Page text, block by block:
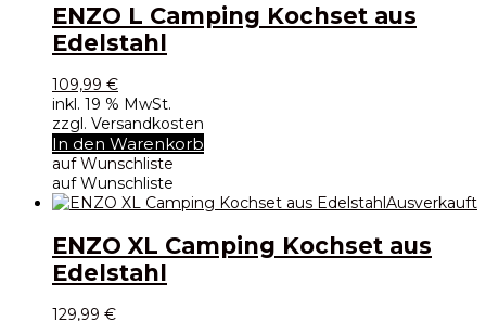
ENZO L Camping Kochset aus
Edelstahl
109,99 €
inkl. 19 % MwSt.
zzgl. Versandkosten
In den Warenkorb
auf Wunschliste
auf Wunschliste
Ausverkauft
ENZO XL Camping Kochset aus
Edelstahl
129,99 €